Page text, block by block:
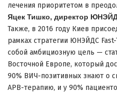
лечения приоритетом в
Яцек Тишко, директор
Также, в 2016 году Киев
рамках стратегии ЮНЭЙДС
собой амбициозную цель —
Восточной Европе, который
90% ВИЧ-позитивных знают о
АРВ-терапию, и у 90%